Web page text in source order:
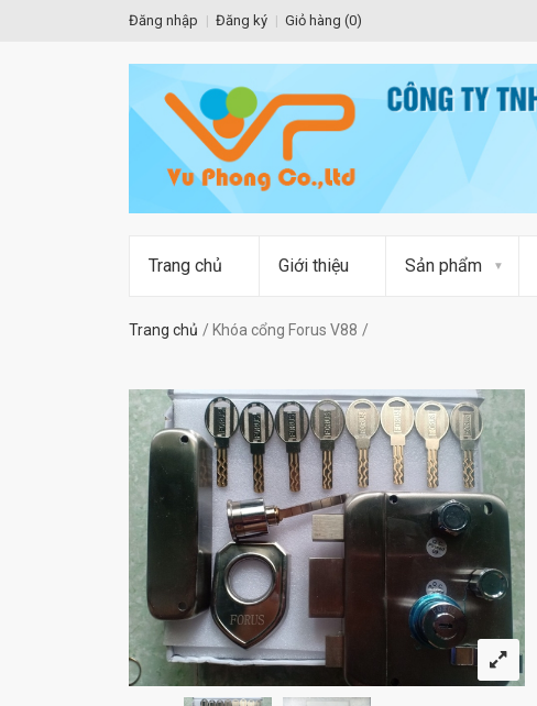
Đăng nhập Đăng ký Giỏ hàng (0)
Trang chủ Giới thiệu Sản phẩm
Trang chủ Khóa cổng Forus V88